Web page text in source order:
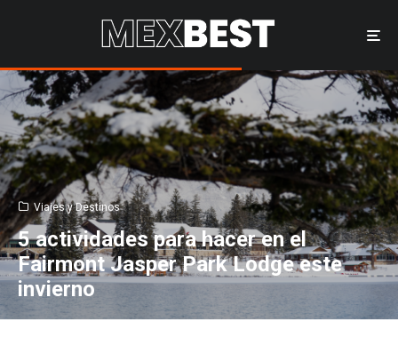
Viajes y Destinos
5 actividades para hacer en el
Fairmont Jasper Park Lodge este
invierno